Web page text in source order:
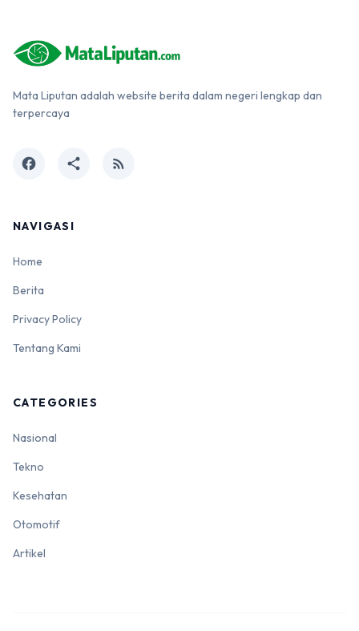
Mata Liputan adalah website berita dalam negeri lengkap dan
terpercaya
facebook share rss_feed
NAVIGASI
Home
Berita
Privacy Policy
Tentang Kami
CATEGORIES
Nasional
Tekno
Kesehatan
Otomotif
Artikel